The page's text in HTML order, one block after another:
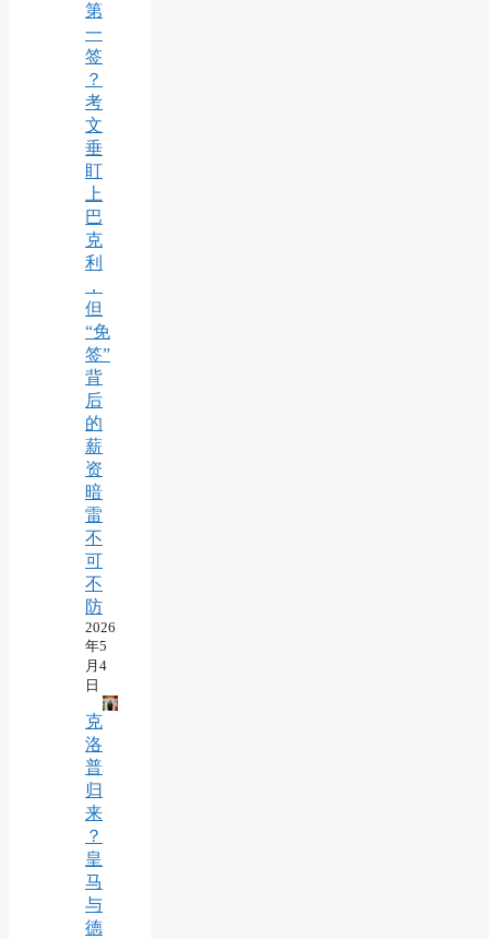
第
一
签
？
考
文
垂
盯
上
巴
克
利
，
但
“免
签”
背
后
的
薪
资
暗
雷
不
可
不
防
2026
年5
月4
日
克
洛
普
归
来
？
皇
马
与
德